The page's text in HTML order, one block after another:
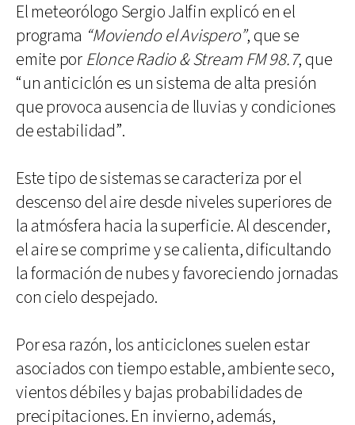
El meteorólogo Sergio Jalfin explicó en el
programa “Moviendo el Avispero”, que se
emite por Elonce Radio & Stream FM 98.7, que
“un anticiclón es un sistema de alta presión
que provoca ausencia de lluvias y condiciones
de estabilidad”.
Este tipo de sistemas se caracteriza por el
descenso del aire desde niveles superiores de
la atmósfera hacia la superficie. Al descender,
el aire se comprime y se calienta, dificultando
la formación de nubes y favoreciendo jornadas
con cielo despejado.
Por esa razón, los anticiclones suelen estar
asociados con tiempo estable, ambiente seco,
vientos débiles y bajas probabilidades de
precipitaciones. En invierno, además,